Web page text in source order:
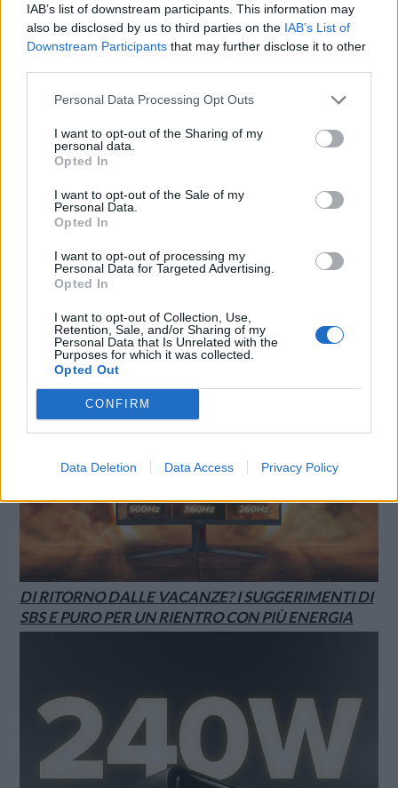
IAB’s list of downstream participants. This information may
also be disclosed by us to third parties on the IAB’s List of
Downstream Participants that may further disclose it to other
Personal Data Processing Opt Outs
I want to opt-out of the Sharing of my
personal data.
Opted In
I want to opt-out of the Sale of my
Personal Data.
Opted In
I want to opt-out of processing my
Personal Data for Targeted Advertising.
Opted In
I want to opt-out of Collection, Use,
Retention, Sale, and/or Sharing of my
Personal Data that Is Unrelated with the
Purposes for which it was collected.
Opted Out
CONFIRM
Data Deletion Data Access Privacy Policy
LE MIGLIORI OFFERTE AMAZON
AGON BY AOC PRESENTA IL NUOVO MONITOR
CON 3 REFRESH RATE: ECCO IL GAMING
CQ32G4ZA
DI RITORNO DALLE VACANZE? I SUGGERIMENTI DI
SBS E PURO PER UN RIENTRO CON PIÙ ENERGIA